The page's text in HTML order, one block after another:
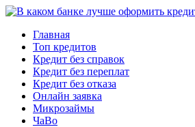
Главная
Топ кредитов
Кредит без справок
Кредит без переплат
Кредит без отказа
Онлайн заявка
Микрозаймы
ЧаВо